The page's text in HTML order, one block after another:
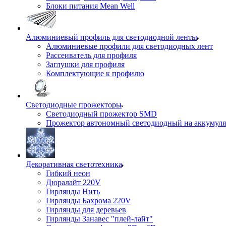
Блоки питания Mean Well
Алюминиевый профиль для светодиодной ленты
Алюминиевые профили для светодиодных лент
Рассеиватель для профиля
Заглушки для профиля
Комплектующие к профилю
Светодиодные прожекторы
Светодиодный прожектор SMD
Прожектор автономный светодиодный на
Декоративная светотехника
Гибкий неон
Дюралайт 220V
Гирлянды Нить
Гирлянды Бахрома 220V
Гирлянды для деревьев
Гирлянды Занавес "плей-лайт"